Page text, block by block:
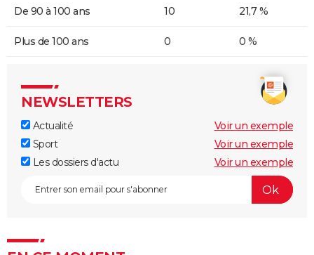
De 90 à 100 ans 10 21,7 %
Plus de 100 ans 0 0 %
NEWSLETTERS
Actualité
Voir un exemple
Sport
Voir un exemple
Les dossiers d'actu
Voir un exemple